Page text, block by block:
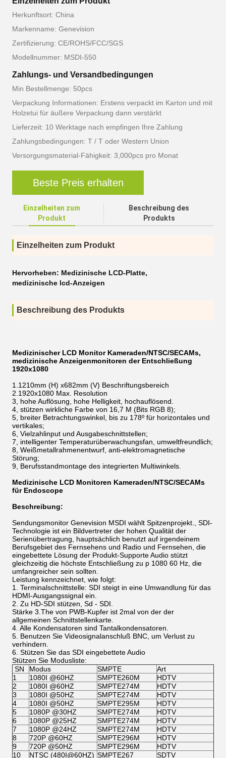
Herkunftsort: China
Markenname: Genevision
Zertifizierung: CE/ROHS/FCC/SGS
Modellnummer: MSDI-550
Zahlungs- und Versandbedingungen
Min Bestellmenge: 50pcs
Verpackung Informationen: Erstens verpackt im Karton und mit
Holzetui für äußere Verpackung dann verstärkt
Lieferzeit: 10 Werktage nach empfingen Ihre Zahlung
Zahlungsbedingungen: T / T oder Western Union
Versorgungsmaterial-Fähigkeit: 3,000pcs pro Monat
Beste Preis erhalten
Einzelheiten zum
Produkt
Beschreibung des
Produkts
Einzelheiten zum Produkt
Hervorheben: Medizinische LCD-Platte,
medizinische lcd-Anzeigen
Beschreibung des Produkts
Medizinischer LCD Monitor Kameraden/NTSC/SECAMs,
medizinische Anzeigenmonitoren der Entschließung
1920x1080
1.1210mm (H) x682mm (V) Beschriftungsbereich
2.1920x1080 Max. Resolution
3, hohe Auflösung, hohe Helligkeit, hochauflösend.
4, stützen wirkliche Farbe von 16,7 M (Bits RGB 8);
5, breiter Betrachtungswinkel, bis zu 178º für horizontales und
vertikales;
6, Vielzahlinput und Ausgabeschnittstellen;
7, intelligenter Temperaturüberwachungsfan, umweltfreundlich;
8, Weißmetallrahmenentwurf, anti-elektromagnetische
Störung;
9, Berufsstandmontage des integrierten Multiwinkels.
Medizinische LCD Monitoren Kameraden/NTSC/SECAMs
für Endoscope
Beschreibung:
Sendungsmonitor Genevision MSDI wählt Spitzenprojekt., SDI-
Technologie ist ein Bildvertreter der hohen Qualität der
Serienübertragung, hauptsächlich benutzt auf irgendeinem
Berufsgebiet des Fernsehens und Radio und Fernsehen, die
eingebettete Lösung der Produkt-Supporte Audio stützt
gleichzeitig die höchste Entschließung zu p 1080 60 Hz, die
umfangreicher sein sollten.
Leistung kennzeichnet, wie folgt:
1. Terminalschnittstelle: SDI steigt in eine Umwandlung für das
HDMI-Ausgangssignal ein.
2. Zu HD-SDI stützen, Sd - SDI.
Stärke 3.The von PWB-Kupfer ist 2mal von der der
allgemeinen Schnittstellenkarte.
4. Alle Kondensatoren sind Tantalkondensatoren.
5. Benutzen Sie Videosignalanschluß BNC, um Verlust zu
verhindern.
6. Stützen Sie das SDI eingebettete Audio
Stützen Sie Modusliste:
SN
Modus SMPTE
Art
1
1080I @60HZ SMPTE260M
HDTV
2
1080I @60HZ SMPTE274M
HDTV
3
1080I @50HZ SMPTE274M
HDTV
4
1080I @50HZ SMPTE295M
HDTV
5
1080P @30HZ SMPTE274M
HDTV
6
1080P @25HZ SMPTE274M
HDTV
7
1080P @24HZ SMPTE274M
HDTV
8
720P @60HZ SMPTE296M
HDTV
9
720P @50HZ SMPTE296M
HDTV
10
NTSC (480I@60HZ) SMPTE267 SDTV